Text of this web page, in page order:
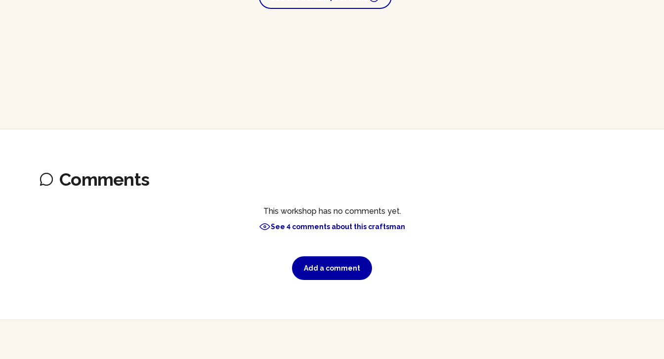
Comments
This workshop has no comments yet.
See 4 comments about this craftsman
Add a comment